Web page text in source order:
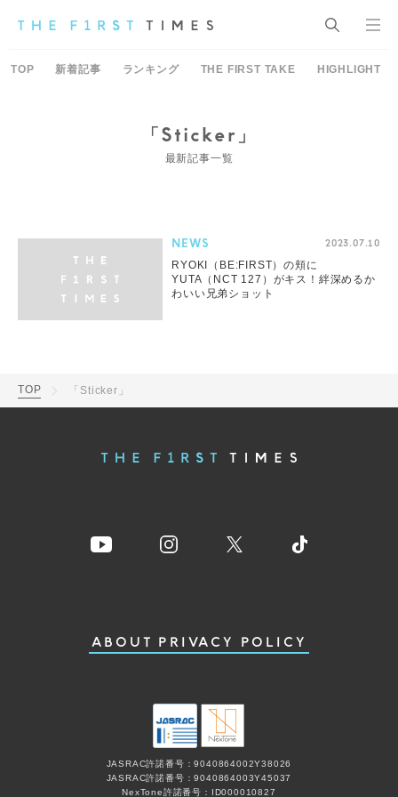
TOP 新着記事 ランキング THE FIRST TAKE HIGHLIGHT
「Sticker」
最新記事一覧
NEWS 2023.07.10
RYOKI（BE:FIRST）の頬に
YUTA（NCT 127）がキス！絆深めるか
わいい兄弟ショット
TOP 「Sticker」
ABOUT PRIVACY POLICY
JASRAC許諾番号：9040864002Y38026
JASRAC許諾番号：9040864003Y45037
NexTone許諾番号：ID000010827